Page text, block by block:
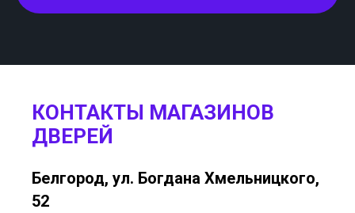
КОНТАКТЫ МАГАЗИНОВ
ДВЕРЕЙ
Белгород, ул. Богдана Хмельницкого,
52